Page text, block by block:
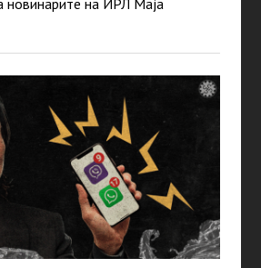
новинарите на ИРЛ Маја